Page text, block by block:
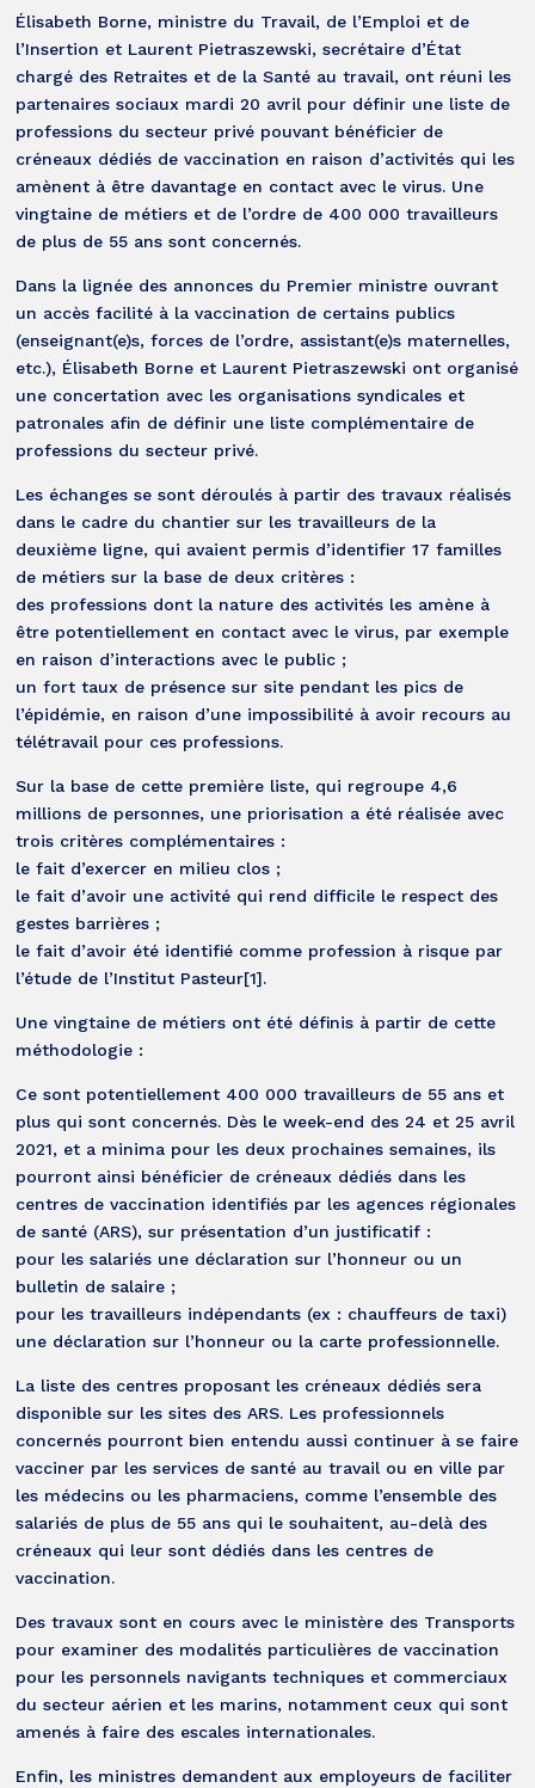
Élisabeth Borne, ministre du Travail, de l’Emploi et de
l’Insertion et Laurent Pietraszewski, secrétaire d’État
chargé des Retraites et de la Santé au travail, ont réuni les
partenaires sociaux mardi 20 avril pour définir une liste de
professions du secteur privé pouvant bénéficier de
créneaux dédiés de vaccination en raison d’activités qui les
amènent à être davantage en contact avec le virus. Une
vingtaine de métiers et de l’ordre de 400 000 travailleurs
de plus de 55 ans sont concernés.
Dans la lignée des annonces du Premier ministre ouvrant
un accès facilité à la vaccination de certains publics
(enseignant(e)s, forces de l’ordre, assistant(e)s maternelles,
etc.), Élisabeth Borne et Laurent Pietraszewski ont organisé
une concertation avec les organisations syndicales et
patronales afin de définir une liste complémentaire de
professions du secteur privé.
Les échanges se sont déroulés à partir des travaux réalisés
dans le cadre du chantier sur les travailleurs de la
deuxième ligne, qui avaient permis d’identifier 17 familles
de métiers sur la base de deux critères :
des professions dont la nature des activités les amène à
être potentiellement en contact avec le virus, par exemple
en raison d’interactions avec le public ;
un fort taux de présence sur site pendant les pics de
l’épidémie, en raison d’une impossibilité à avoir recours au
télétravail pour ces professions.
Sur la base de cette première liste, qui regroupe 4,6
millions de personnes, une priorisation a été réalisée avec
trois critères complémentaires :
le fait d’exercer en milieu clos ;
le fait d’avoir une activité qui rend difficile le respect des
gestes barrières ;
le fait d’avoir été identifié comme profession à risque par
l’étude de l’Institut Pasteur[1].
Une vingtaine de métiers ont été définis à partir de cette
méthodologie :
Ce sont potentiellement 400 000 travailleurs de 55 ans et
plus qui sont concernés. Dès le week-end des 24 et 25 avril
2021, et a minima pour les deux prochaines semaines, ils
pourront ainsi bénéficier de créneaux dédiés dans les
centres de vaccination identifiés par les agences régionales
de santé (ARS), sur présentation d’un justificatif :
pour les salariés une déclaration sur l’honneur ou un
bulletin de salaire ;
pour les travailleurs indépendants (ex : chauffeurs de taxi)
une déclaration sur l’honneur ou la carte professionnelle.
La liste des centres proposant les créneaux dédiés sera
disponible sur les sites des ARS. Les professionnels
concernés pourront bien entendu aussi continuer à se faire
vacciner par les services de santé au travail ou en ville par
les médecins ou les pharmaciens, comme l’ensemble des
salariés de plus de 55 ans qui le souhaitent, au-delà des
créneaux qui leur sont dédiés dans les centres de
vaccination.
Des travaux sont en cours avec le ministère des Transports
pour examiner des modalités particulières de vaccination
pour les personnels navigants techniques et commerciaux
du secteur aérien et les marins, notamment ceux qui sont
amenés à faire des escales internationales.
Enfin, les ministres demandent aux employeurs de faciliter